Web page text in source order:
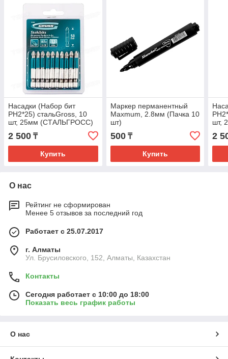
Насадки (Набор бит
PH2*25) стальGross, 10
шт, 25мм (СТАЛЬГРОСС)
2 500 ₸
Купить
Маркер перманентный
Maxmum, 2.8мм (Пачка 10
шт)
500₸
Купить
шт,
2
О нас
Рейтинг не сформирован
Менее 5 отзывов за последний год
Работает с 25.07.2017
г. Алматы
Ул. Брусиловского, 152, Алматы, Казахстан
Контакты
Сегодня работает с 10:00 до 18:00
Показать весь график работы
О нас